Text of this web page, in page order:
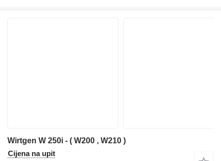
Wirtgen W 250i - ( W200 , W210 )
Cijena na upit